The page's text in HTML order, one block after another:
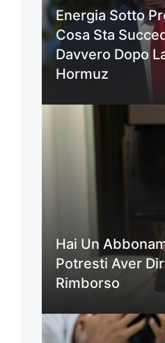
Energia Sotto
Cosa Sta
Davvero Dopo
Hormuz
Hai Un
Potresti Aver
Rimborso